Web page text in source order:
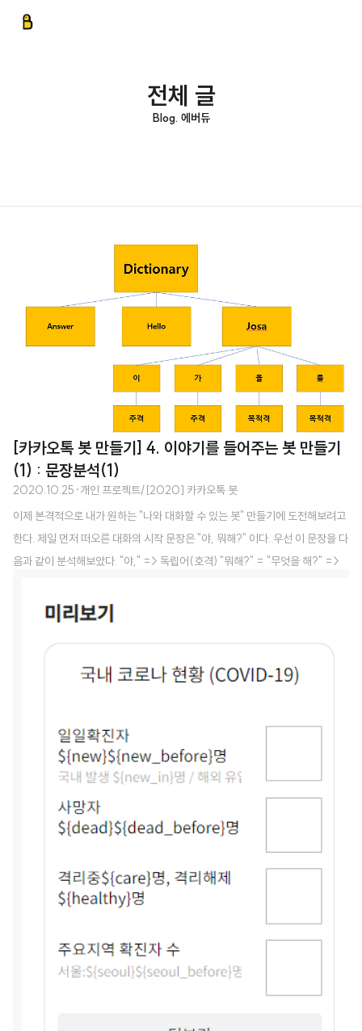
전체 글
Blog. 에버듀
[카카오톡 봇 만들기] 4. 이야기를 들어주는 봇 만들기
(1) : 문장분석(1)
2020.10.25 ·개인 프로젝트/[2020] 카카오톡 봇
이제 본격적으로 내가 원하는 "나와 대화할 수 있는 봇" 만들기에 도전해보려고
한다. 제일 먼저 떠오른 대화의 시작 문장은 "야, 뭐해?" 이다. 우선 이 문장을 다
음과 같이 분석해보았다. "야," => 독립어(호격) "뭐해?" = "무엇을 해?" =>
하게 아이디어가 떠올랐지만,, 도저히 저 "뭐해?" 를 처리할 방법이 떠오르지 않
아? 뭐 먹을래? 처럼 "뭐" 는 목적어말고도 다른 위치에 얼마든지 올 수 있었다.
조사가 있다면 조사로 판단하고 싶지만, "뭐를 먹을래?" 같은 문장은 구어체에